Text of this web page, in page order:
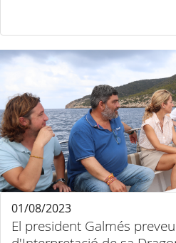
El president Galmés
01/08/2023